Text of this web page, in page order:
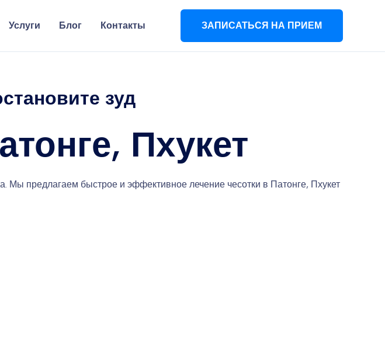
Услуги Блог Контакты ЗАПИСАТЬСЯ НА ПРИЕМ
зуд
Пхукет
предлагаем быстрое и эффективное лечение чесотки в Патонге, Пхукет